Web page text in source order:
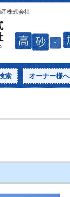
株式会社
索 オーナー様へ